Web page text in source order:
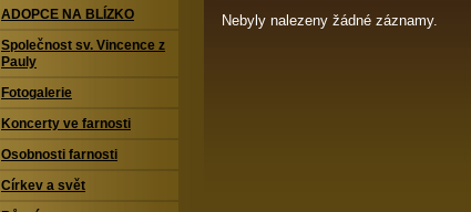
Nebyly nalezeny žádné záznamy.
ADOPCE NA BLÍZKO
Společnost sv. Vincence z
Pauly
Fotogalerie
Koncerty ve farnosti
Osobnosti farnosti
Církev a svět